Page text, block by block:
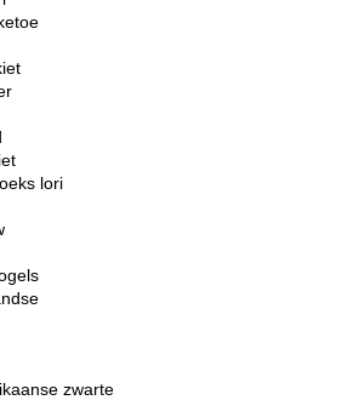
lori
zwarte